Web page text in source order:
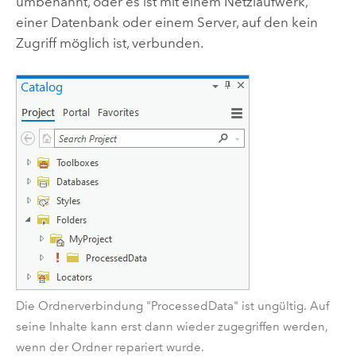
einer Datenbank oder einem Server, auf den kein
Zugriff möglich ist, verbunden.
Die Ordnerverbindung "ProcessedData" ist ungültig. Auf
seine Inhalte kann erst dann wieder zugegriffen werden,
wenn der Ordner repariert wurde.